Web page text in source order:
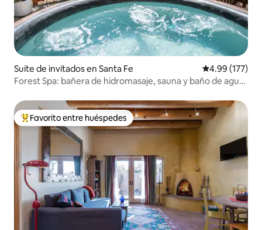
Suite de invitados en Santa Fe Calificación
4.99 (177)
Forest Spa: bañera de hidromasaje, sauna y baño de agua
Favorito entre huéspedes preferido
Favorito entre huéspedes